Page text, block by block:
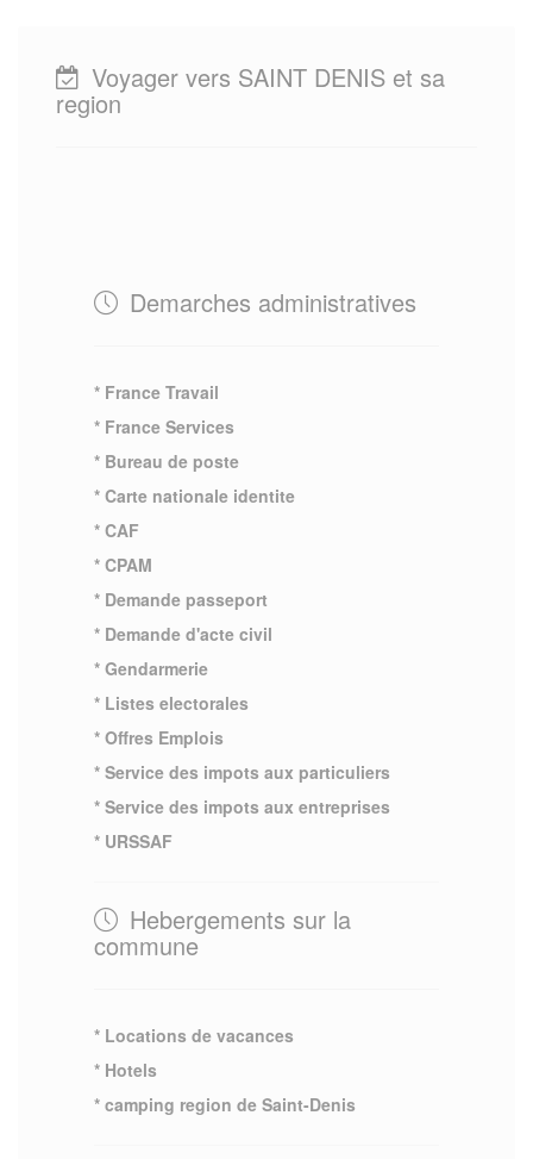
Voyager vers SAINT DENIS et sa
region
Demarches administratives
* France Travail
* France Services
* Bureau de poste
* Carte nationale identite
* CAF
* CPAM
* Demande passeport
* Demande d'acte civil
* Gendarmerie
* Listes electorales
* Offres Emplois
* Service des impots aux particuliers
* Service des impots aux entreprises
* URSSAF
Hebergements sur la
commune
* Locations de vacances
* Hotels
* camping region de Saint-Denis